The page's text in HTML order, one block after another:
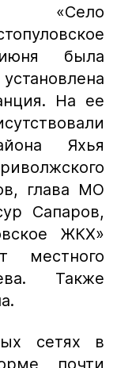
«Село
была
На ее
Яхья
глава МО
Сапаров,
ЖКХ»
местного
Также
сетях в
почти